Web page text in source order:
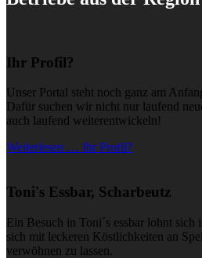
Ihr Profil?
Unser Portal steht noch ganz am
Dafür suchen wir nicht nur laufend
auch laufend weiterentwickeln!
Weiterlesen … Ihr Profil?
Toni's Essbar, Scharbeutz
Ein Besuch in Toni´s essbar lohnt sich
sich mit leckeren Köstlichkeiten an
verwöhnen zu lassen.